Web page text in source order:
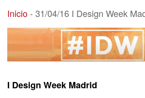
31/04/16 I Design Week Madrid
Inicio- 31/04/16 I Design Week
I Design Week Madrid